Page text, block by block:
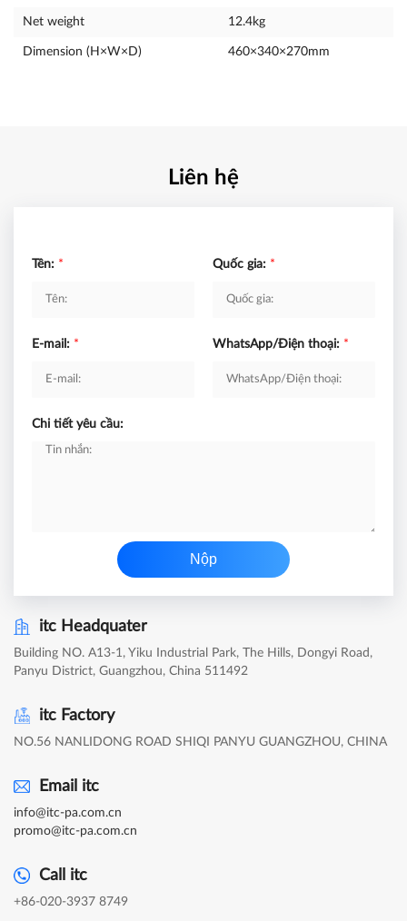
Net weight 12.4kg
Dimension (H×W×D) 460×340×270mm
Liên hệ
Tên: * Quốc gia: *
E-mail: * WhatsApp/Điện thoại: *
Chi tiết yêu cầu:
Nộp
itc Headquater
Building NO. A13-1, Yiku Industrial Park, The Hills, Dongyi Road,
Panyu District, Guangzhou, China 511492
itc Factory
NO.56 NANLIDONG ROAD SHIQI PANYU GUANGZHOU, CHINA
Email itc
info@itc-pa.com.cn
promo@itc-pa.com.cn
Call itc
+86-020-3937 8749